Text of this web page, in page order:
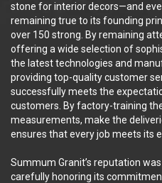
stone for interior decors—and
remaining true to its founding
over 150 strong. By remaining
offering a wide selection of
the latest technologies and
providing top-quality customer
successfully meets the
customers. By factory-training
measurements, make the
ensures that every job meets its
Summum Granit’s reputation
carefully honoring its